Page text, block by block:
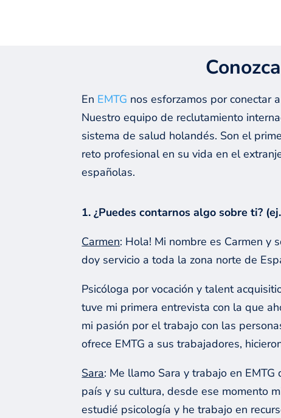
En EMTG nos esforzamos por conectar
Nuestro equipo de reclutamiento
sistema de salud holandés. Son el
reto profesional en su vida en el
españolas.
1. ¿Puedes contarnos algo sobre ti?
Carmen: Hola! Mi nombre es Carmen y
doy servicio a toda la zona norte de
Psicóloga por vocación y talent
tuve mi primera entrevista con la que
mi pasión por el trabajo con las
ofrece EMTG a sus trabajadores,
Sara: Me llamo Sara y trabajo en
país y su cultura, desde ese momento
estudié psicología y he trabajo en